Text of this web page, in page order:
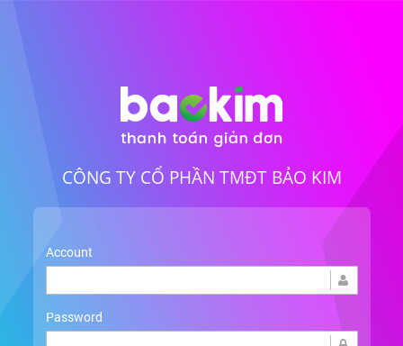
CÔNG TY CỔ PHẦN TMĐT BẢO KIM
Account
Password